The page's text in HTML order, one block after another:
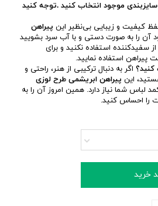
موجود انتخاب کنید .توجه کنید
کیفیت و زیبایی بی‌نظیر این پیراهن
آن را به صورت دستی و با آب سرد بشویید
سفیدکننده استفاده نکنید و برای
پیراهن استفاده نمایید.
کنید؟ اگر به دنبال ترکیبی از هنر، راحتی و
این پیراهن ابریشمی طرح لوزی
شما نیاز دارد. همین امروز آن را به
را احساس کنید.
خرید